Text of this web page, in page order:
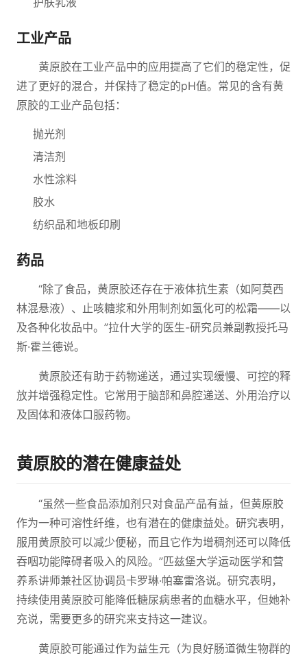
工业产品
黄原胶在工业产品中的应用提高了它们的稳定性，促
进了更好的混合，并保持了稳定的pH值。常见的含有黄
原胶的工业产品包括：
抛光剂
清洁剂
水性涂料
胶水
纺织品和地板印刷
药品
“除了食品，黄原胶还存在于液体抗生素（如阿莫西
林混悬液）、止咳糖浆和外用制剂如氢化可的松霜——以
及各种化妆品中。”拉什大学的医生-研究员兼副教授托马
斯·霍兰德说。
黄原胶还有助于药物递送，通过实现缓慢、可控的释
放并增强稳定性。它常用于脑部和鼻腔递送、外用治疗以
及固体和液体口服药物。
黄原胶的潜在健康益处
“虽然一些食品添加剂只对食品产品有益，但黄原胶
作为一种可溶性纤维，也有潜在的健康益处。研究表明，
服用黄原胶可以减少便秘，而且它作为增稠剂还可以降低
吞咽功能障碍者吸入的风险。”匹兹堡大学运动医学和营
养系讲师兼社区协调员卡罗琳·帕塞雷洛说。研究表明，
持续使用黄原胶可能降低糖尿病患者的血糖水平，但她补
充说，需要更多的研究来支持这一建议。
黄原胶可能通过作为益生元（为良好肠道微生物群的